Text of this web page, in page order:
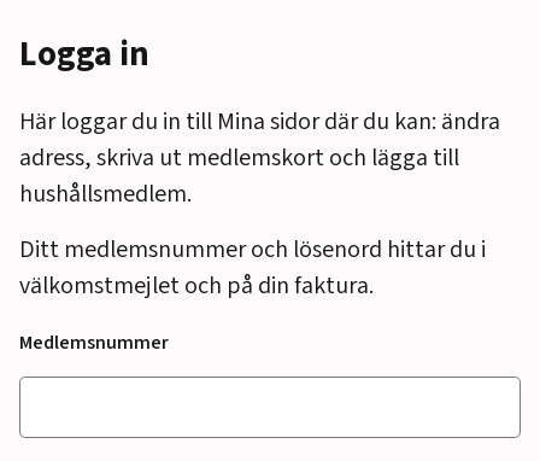
Logga in
Här loggar du in till Mina sidor där du kan: ändra
adress, skriva ut medlemskort och lägga till
hushållsmedlem.
Ditt medlemsnummer och lösenord hittar du i
välkomstmejlet och på din faktura.
Medlemsnummer